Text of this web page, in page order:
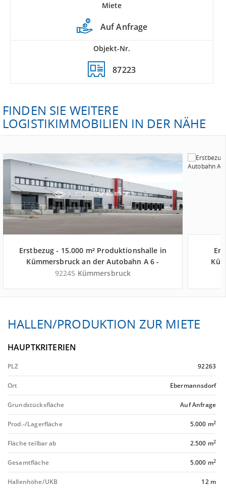
Miete
Auf Anfrage
Objekt-Nr.
87223
FINDEN SIE WEITERE
LOGISTIKIMMOBILIEN IN DER NÄHE
Erstbezug - 15.000 m² Produktionshalle in
Kümmersbruck an der Autobahn A 6 -
Landkreis Amberg-Sulzbach
92245 Kümmersbruck
HALLEN/PRODUKTION ZUR MIETE
HAUPTKRITERIEN
PLZ 92263
Ort Ebermannsdorf
Grundstücksfläche Auf Anfrage
Prod.-/Lagerfläche 5.000 m2
Fläche teilbar ab 2.500 m2
Gesamtfläche 5.000 m2
Hallenhöhe/UKB 12 m